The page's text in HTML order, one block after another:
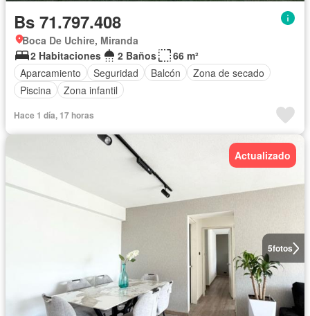
Bs 71.797.408
Boca De Uchire, Miranda
2 Habitaciones
2 Baños
66 m²
Aparcamiento
Seguridad Balcón
Zona de secado
Piscina
Zona infantil
Hace 1 día, 17 horas
5fotos
Actualizado